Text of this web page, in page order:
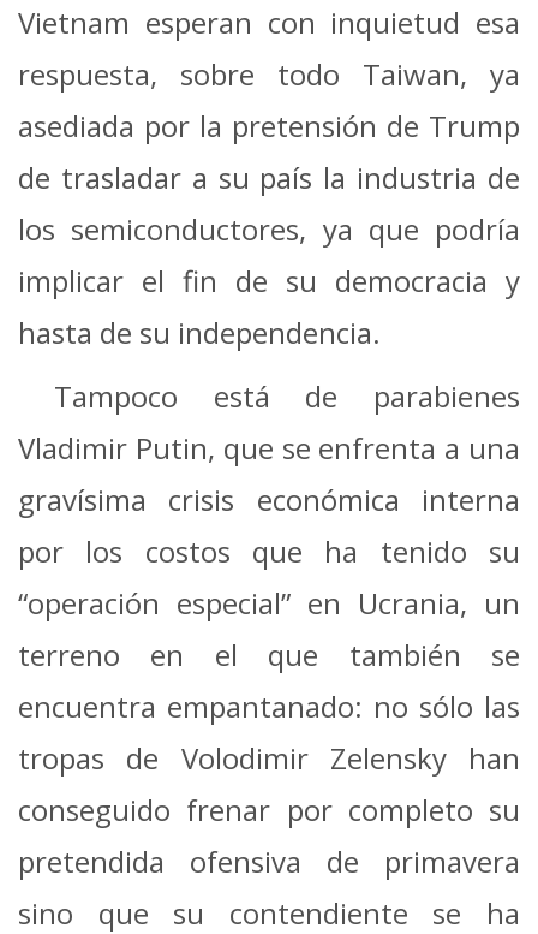
Vietnam esperan con inquietud esa
respuesta, sobre todo Taiwan, ya
asediada por la pretensión de Trump
de trasladar a su país la industria de
los semiconductores, ya que podría
implicar el fin de su democracia y
hasta de su independencia.
Tampoco está de parabienes
Vladimir Putin, que se enfrenta a una
gravísima crisis económica interna
por los costos que ha tenido su
“operación especial” en Ucrania, un
terreno en el que también se
encuentra empantanado: no sólo las
tropas de Volodimir Zelensky han
conseguido frenar por completo su
pretendida ofensiva de primavera
sino que su contendiente se ha